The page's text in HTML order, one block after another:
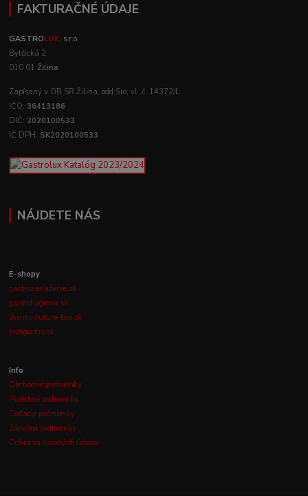
FAKTURAČNÉ ÚDAJE
GASTROLUX, s.r.o.
Bytčická 2
010 01Žilina
Zapísaný v OR SR Žilina, odd:Sro, vl .č. 14372/L
IČO: 36413186
DIČ: 2020100533
IČ DPH: SK2020100533
NÁJDETE NÁS
E-shopy
gastrozariadenie.sk
gastrohygiena.sk
thermo-future-box.sk
profigastro.sk
Info
Obchodné podmienky
Platobné podmienky
Dodacie podmienky
Záručné podmienky
Ochrana osobných údajov